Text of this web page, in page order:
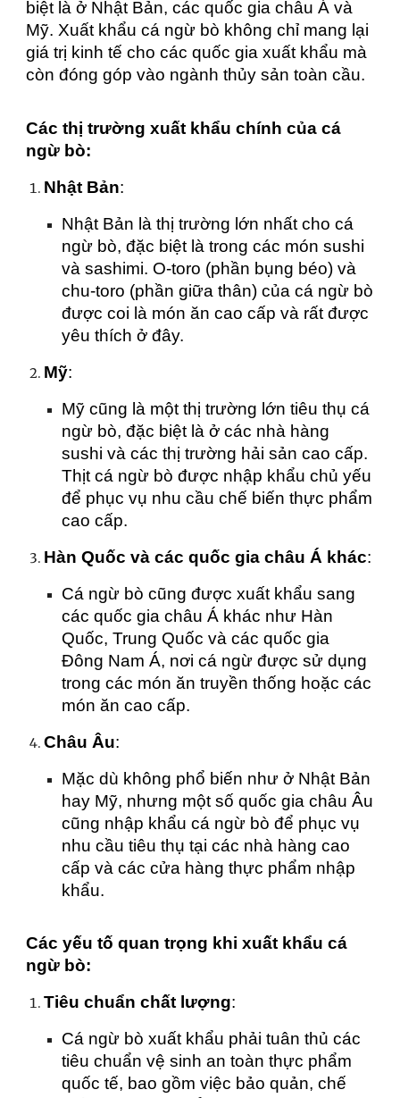
biệt là ở Nhật Bản, các quốc gia châu Á và
Mỹ. Xuất khẩu cá ngừ bò không chỉ mang lại
giá trị kinh tế cho các quốc gia xuất khẩu mà
còn đóng góp vào ngành thủy sản toàn cầu.
Các thị trường xuất khẩu chính của cá
ngừ bò:
Nhật Bản:
Nhật Bản là thị trường lớn nhất cho cá
ngừ bò, đặc biệt là trong các món sushi
và sashimi. O-toro (phần bụng béo) và
chu-toro (phần giữa thân) của cá ngừ bò
được coi là món ăn cao cấp và rất được
yêu thích ở đây.
Mỹ:
Mỹ cũng là một thị trường lớn tiêu thụ cá
ngừ bò, đặc biệt là ở các nhà hàng
sushi và các thị trường hải sản cao cấp.
Thịt cá ngừ bò được nhập khẩu chủ yếu
để phục vụ nhu cầu chế biến thực phẩm
cao cấp.
Hàn Quốc và các quốc gia châu Á khác:
Cá ngừ bò cũng được xuất khẩu sang
các quốc gia châu Á khác như Hàn
Quốc, Trung Quốc và các quốc gia
Đông Nam Á, nơi cá ngừ được sử dụng
trong các món ăn truyền thống hoặc các
món ăn cao cấp.
Châu Âu:
Mặc dù không phổ biến như ở Nhật Bản
hay Mỹ, nhưng một số quốc gia châu Âu
cũng nhập khẩu cá ngừ bò để phục vụ
nhu cầu tiêu thụ tại các nhà hàng cao
cấp và các cửa hàng thực phẩm nhập
khẩu.
Các yếu tố quan trọng khi xuất khẩu cá
ngừ bò:
Tiêu chuẩn chất lượng:
Cá ngừ bò xuất khẩu phải tuân thủ các
tiêu chuẩn vệ sinh an toàn thực phẩm
quốc tế, bao gồm việc bảo quản, chế